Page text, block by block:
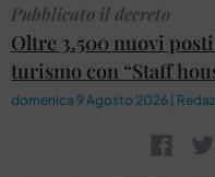
Pubblicato il decreto
Oltre 3.500 nuovi
turismo con “Staff
domenica 9 Agosto 2026 |